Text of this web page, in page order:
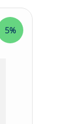
5%